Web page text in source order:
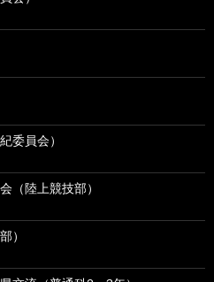
委員会）
（陸上競技部）
）